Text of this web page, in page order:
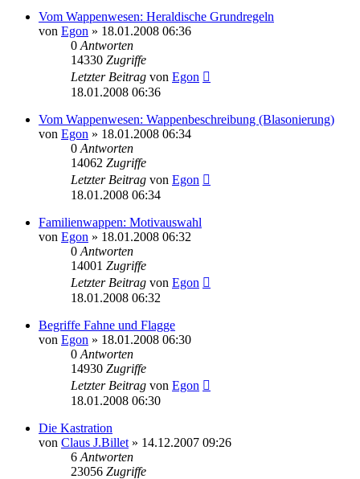
Vom Wappenwesen: Heraldische Grundregeln
von Egon » 18.01.2008 06:36
0 Antworten
14330 Zugriffe
Letzter Beitrag von Egon
18.01.2008 06:36
Vom Wappenwesen: Wappenbeschreibung (Blasonierung)
von Egon » 18.01.2008 06:34
0 Antworten
14062 Zugriffe
Letzter Beitrag von Egon
18.01.2008 06:34
Familienwappen: Motivauswahl
von Egon » 18.01.2008 06:32
0 Antworten
14001 Zugriffe
Letzter Beitrag von Egon
18.01.2008 06:32
Begriffe Fahne und Flagge
von Egon » 18.01.2008 06:30
0 Antworten
14930 Zugriffe
Letzter Beitrag von Egon
18.01.2008 06:30
Die Kastration
von Claus J.Billet » 14.12.2007 09:26
6 Antworten
23056 Zugriffe